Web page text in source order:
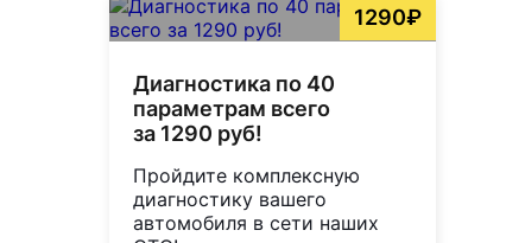
1290₽
Диагностика по 40
параметрам всего
за 1290 руб!
Пройдите комплексную
диагностику вашего
автомобиля в сети наших